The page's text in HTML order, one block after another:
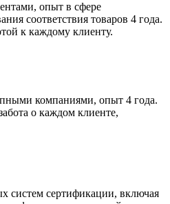
опыт в сфере
соответствия товаров 4 года.
к каждому клиенту.
компаниями, опыт 4 года.
о каждом клиенте,
систем сертификации, включая